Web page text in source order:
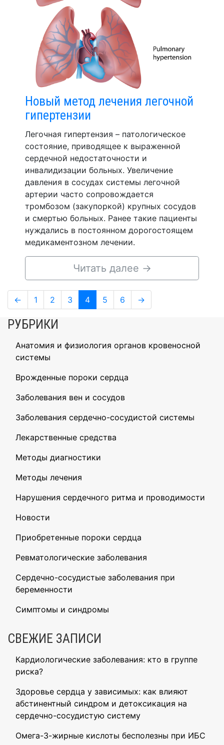
Новый метод лечения легочной
гипертензии
Легочная гипертензия – патологическое
состояние, приводящее к выраженной
сердечной недостаточности и
инвалидизации больных. Увеличение
давления в сосудах системы легочной
артерии часто сопровождается
тромбозом (закупоркой) крупных сосудов
и смертью больных. Ранее такие пациенты
нуждались в постоянном дорогостоящем
медикаментозном лечении.
Читать далее →
Навигация
по
записям
← Page
1 Page
2 Page
3 Page
4 Page
5 Page
6 →
РУБРИКИ
Анатомия и физиология органов кровеносной
системы
Врожденные пороки сердца
Заболевания вен и сосудов
Заболевания сердечно-сосудистой системы
Лекарственные средства
Методы диагностики
Методы лечения
Нарушения сердечного ритма и проводимости
Новости
Приобретенные пороки сердца
Ревматологические заболевания
Сердечно-сосудистые заболевания при
беременности
Симптомы и синдромы
СВЕЖИЕ ЗАПИСИ
Кардиологические заболевания: кто в группе
риска?
Здоровье сердца у зависимых: как влияют
абстинентный синдром и детоксикация на
сердечно-сосудистую систему
Омега-3-жирные кислоты бесполезны при ИБС